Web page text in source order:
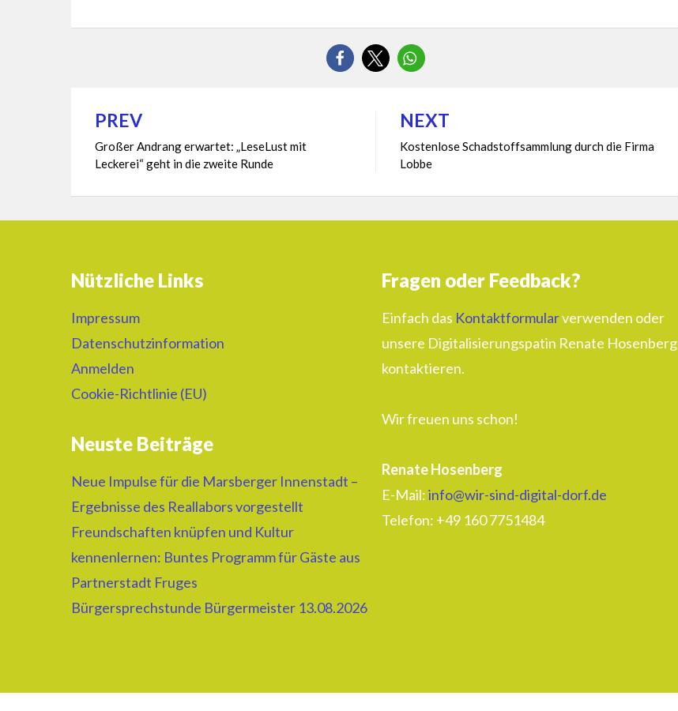
Beitragsnavigation
PREV
Großer Andrang erwartet: „LeseLust mit
Leckerei“ geht in die zweite Runde
NEXT
Kostenlose Schadstoffsammlung durch die Firma
Lobbe
Nützliche Links
Impressum
Datenschutzinformation
Anmelden
Cookie-Richtlinie (EU)
Neuste Beiträge
Neue Impulse für die Marsberger Innenstadt –
Ergebnisse des Reallabors vorgestellt
Freundschaften knüpfen und Kultur
kennenlernen: Buntes Programm für Gäste aus
Partnerstadt Fruges
Bürgersprechstunde Bürgermeister 13.08.2026
Fragen oder Feedback?
Einfach das Kontaktformularverwenden oder
unsere Digitalisierungspatin Renate Hosenberg
kontaktieren.
Wir freuen uns schon!
Renate Hosenberg
E-Mail:info@wir-sind-digital-dorf.de
Telefon: ‭+49 160 7751484‬